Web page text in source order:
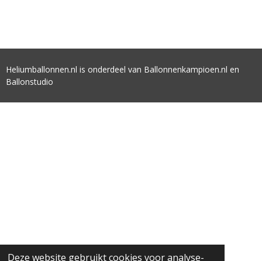
Deze website gebruikt cookies voor analyse-
Heliumballonnen.nl is onderdeel van Ballonnenkampioen.nl en
Ballonstudio